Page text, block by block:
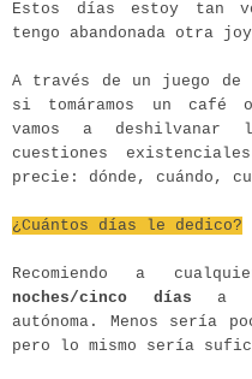
Estos días estoy tan
tengo abandonada otra
A través de un juego de
si tomáramos un café
vamos a deshilvanar
cuestiones
precie: dónde, cuándo,
¿Cuántos días le dedico?
Recomiendo a
noches/cinco días a
autónoma. Menos sería
pero lo mismo sería